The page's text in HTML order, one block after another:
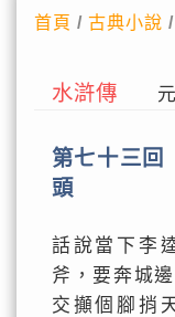
首頁 /古典小說 /
水滸傳 元(
第七十三
頭
話說當下李
斧，要奔城
交攧個腳捎